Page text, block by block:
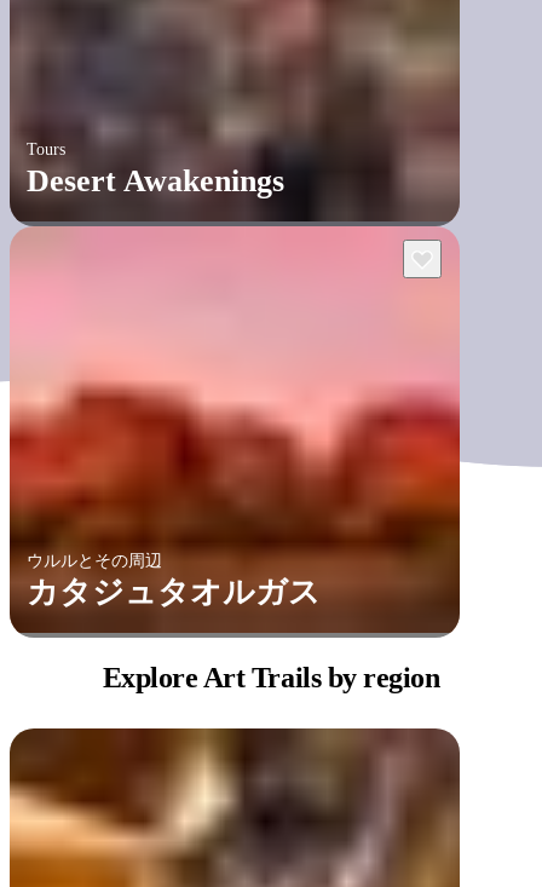
Tours
Desert Awakenings
ウルルとその周辺
カタジュタオルガス
Explore ArtTrails by region